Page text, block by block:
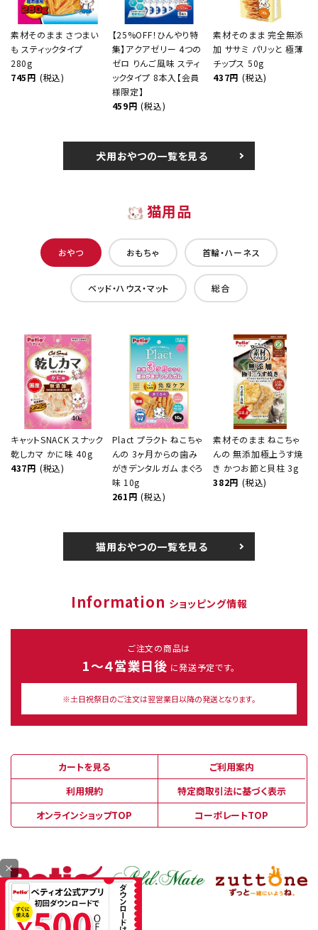
素材そのまま さつまい
も スティックタイプ
280g
745円 (税込)
【25%OFF！ひんやり特
集】アクアゼリー 4つの
ゼロ りんご風味 スティ
ックタイプ 8本入【会員
様限定】
459円 (税込)
素材そのまま 完全無添
加 ササミ パリッと 極薄
チップス 50g
437円 (税込)
犬用おやつの一覧を見る
猫用品
おやつ おもちゃ 首輪・ハーネス
ベッド・ハウス・マット 総合
キャットSNACK スナック
乾しカマ かに味 40g
437円 (税込)
Plact プラクト ねこちゃ
んの 3ヶ月からの歯み
がきデンタルガム まぐろ
味 10g
261円 (税込)
素材そのまま ねこちゃ
んの 無添加極上うす焼
き かつお節と貝柱 3g
382円 (税込)
猫用おやつの一覧を見る
Information ショッピング情報
ご注文の商品は
1～４営業日後 に発送予定です。
※土日祝祭日のご注文は翌営業日以降の発送となります。
カートを見る
ご利用案内
利用規約
特定商取引法に基づく表示
オンラインショップTOP
コーポレートTOP
×